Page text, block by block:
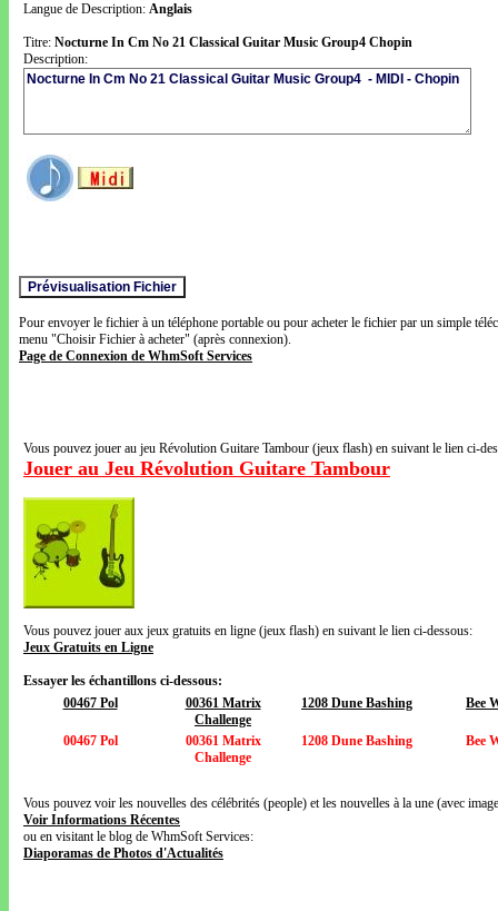
Langue de Description: Anglais
Titre: Nocturne In Cm No 21 Classical Guitar Music Group4 Chopin
Description:
Pour envoyer le fichier à un téléphone portable ou pour acheter le fichier par un simple
menu "Choisir Fichier à acheter" (après connexion).
Page de Connexion de WhmSoft Services
Vous pouvez jouer au jeu Révolution Guitare Tambour (jeux flash) en suivant le lien ci-
Jouer au Jeu Révolution Guitare Tambour
Vous pouvez jouer aux jeux gratuits en ligne (jeux flash) en suivant le lien ci-dessous:
Jeux Gratuits en Ligne
Essayer les échantillons ci-dessous:
00467 Pol
00361 Matrix
Challenge
1208 Dune Bashing Bee
00467 Pol
00361 Matrix
Challenge
1208 Dune Bashing Bee
Vous pouvez voir les nouvelles des célébrités (people) et les nouvelles à la une (avec
Voir Informations Récentes
ou en visitant le blog de WhmSoft Services:
Diaporamas de Photos d'Actualités